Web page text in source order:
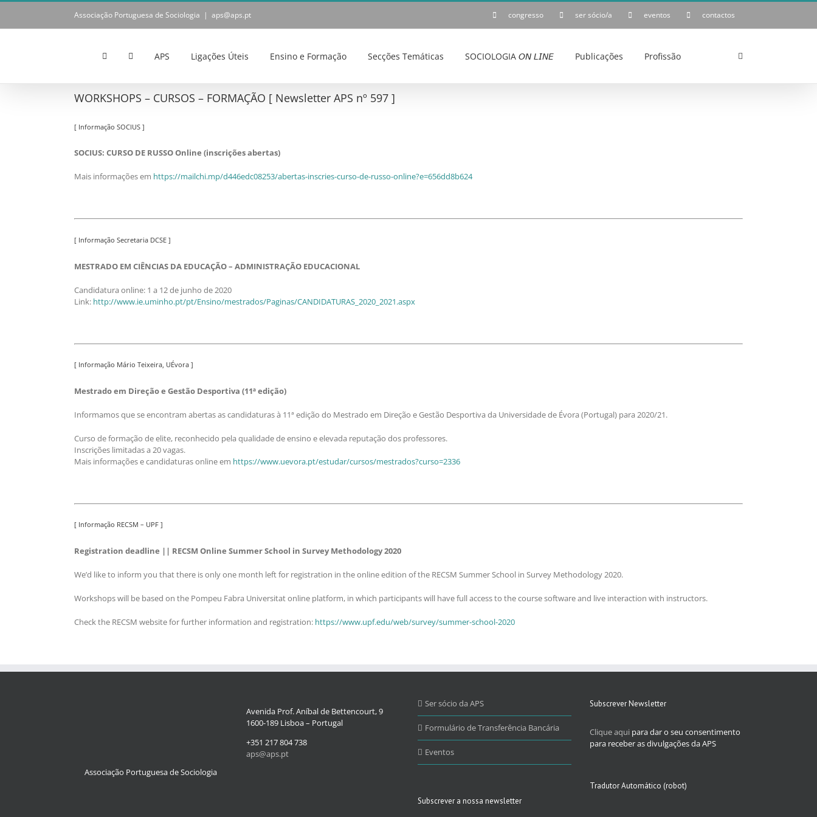
Skip
content
Associação Portuguesa de Sociologia | aps@aps.pt congresso ser sócio/a eventos contactos
APS Ligações Úteis Ensino e Formação Secções Temáticas SOCIOLOGIA 𝘖𝘕 𝘓𝘐𝘕𝘌 Publicações Profissão
WORKSHOPS – CURSOS – FORMAÇÃO [ Newsletter APS nº 597 ]
[ Informação SOCIUS ]
SOCIUS: CURSO DE RUSSO Online (inscrições abertas)
Mais informações em https://mailchi.mp/d446edc08253/abertas-inscries-curso-de-russo-online?e=656dd8b624
[ Informação Secretaria DCSE ]
MESTRADO EM CIÊNCIAS DA EDUCAÇÃO – ADMINISTRAÇÃO EDUCACIONAL
Candidatura online: 1 a 12 de junho de 2020
Link: http://www.ie.uminho.pt/pt/Ensino/mestrados/Paginas/CANDIDATURAS_2020_2021.aspx
[ Informação Mário Teixeira, UÉvora ]
Mestrado em Direção e Gestão Desportiva (11ª edição)
Informamos que se encontram abertas as candidaturas à 11ª edição do Mestrado em Direção e Gestão Desportiva da Universidade de Évora (Portugal) para 2020/21.
Curso de formação de elite, reconhecido pela qualidade de ensino e elevada reputação dos professores.
Inscrições limitadas a 20 vagas.
Mais informações e candidaturas online em https://www.uevora.pt/estudar/cursos/mestrados?curso=2336
[ Informação RECSM – UPF ]
Registration deadline || RECSM Online Summer School in Survey Methodology 2020
We’d like to inform you that there is only one month left for registration in the online edition of the RECSM Summer School in Survey Methodology 2020.
Workshops will be based on the Pompeu Fabra Universitat online platform, in which participants will have full access to the course software and live interaction with instructors.
Check the RECSM website for further information and registration: https://www.upf.edu/web/survey/summer-school-2020
Associação Portuguesa de Sociologia
Avenida Prof. Aníbal de Bettencourt, 9
1600-189 Lisboa – Portugal
+351 217 804 738
aps@aps.pt
Ser sócio da APS
Formulário de Transferência Bancária
Eventos
Subscrever a nossa newsletter
Subscrever Newsletter
Clique aqui para dar o seu consentimento
para receber as divulgações da APS
Tradutor Automático (robot)